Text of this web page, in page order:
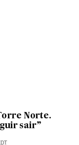
Norte.
sair”